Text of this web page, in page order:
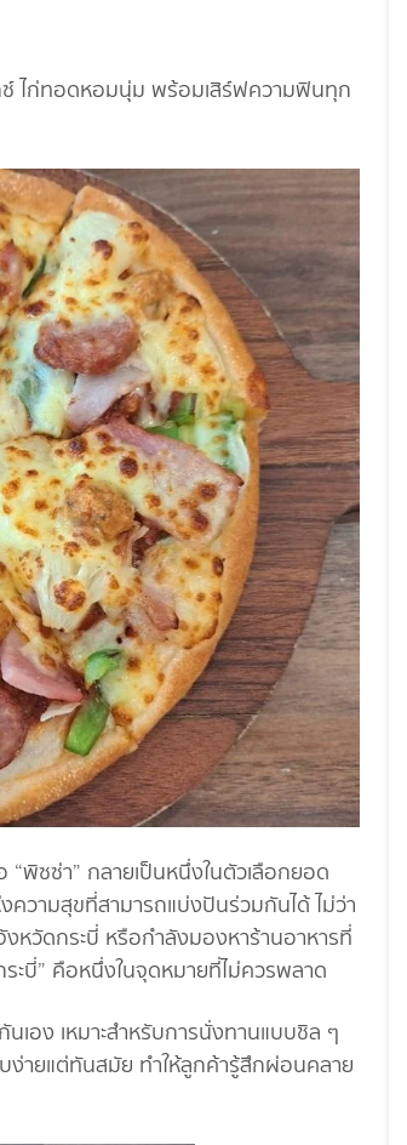
ซ์ ไก่ทอดหอมนุ่ม พร้อมเสิร์ฟความฟินทุก
พิซซ่า” กลายเป็นหนึ่งในตัวเลือกยอด
วามสุขที่สามารถแบ่งปันร่วมกันได้ ไม่ว่า
หวัดกระบี่ หรือกำลังมองหาร้านอาหารที่
ะบี่” คือหนึ่งในจุดหมายที่ไม่ควรพลาด
อง เหมาะสำหรับการนั่งทานแบบชิล ๆ
ง่ายแต่ทันสมัย ทำให้ลูกค้ารู้สึกผ่อนคลาย